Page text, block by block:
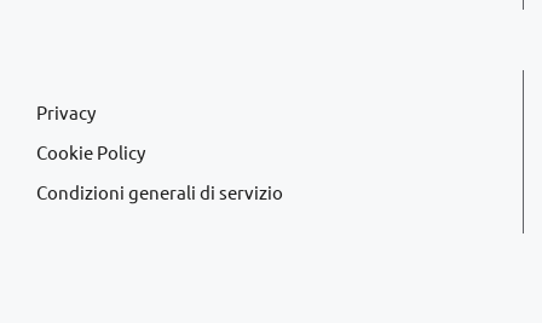
Privacy
Cookie Policy
Condizioni generali di servizio